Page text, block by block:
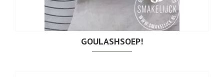
GOULASHSOEP!